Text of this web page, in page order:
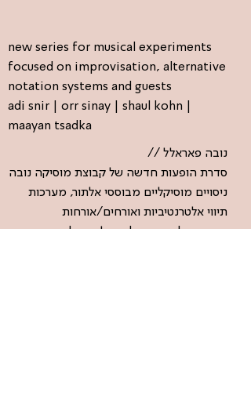
new series for musical experiments
focused on improvisation, alternative
notation systems and guests
adi snir | orr sinay | shaul kohn |
maayan tsadka
נובה פאראלל //
סדרת הופעות חדשה של קבוצת מוסיקה נובה
ניסויים מוסיקליים מבוססי אלתור, מערכות
תיווי אלטרנטיביות ואורחים/אורחות
עדי שניר | אור סיני | שאול קוהן | מעיין